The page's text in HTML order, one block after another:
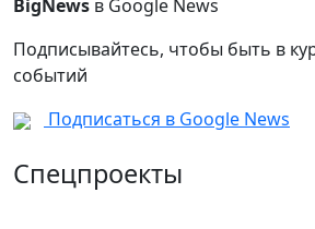
BigNews в Google News
Подписывайтесь, чтобы быть в
событий
Подписаться в Google News
Спецпроекты